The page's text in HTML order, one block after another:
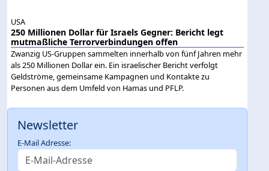
USA
250 Millionen Dollar für Israels Gegner: Bericht legt
mutmaßliche Terrorverbindungen offen
Zwanzig US-Gruppen sammelten innerhalb von fünf Jahren mehr
als 250 Millionen Dollar ein. Ein israelischer Bericht verfolgt
Geldströme, gemeinsame Kampagnen und Kontakte zu
Personen aus dem Umfeld von Hamas und PFLP.
Newsletter
E-Mail Adresse: